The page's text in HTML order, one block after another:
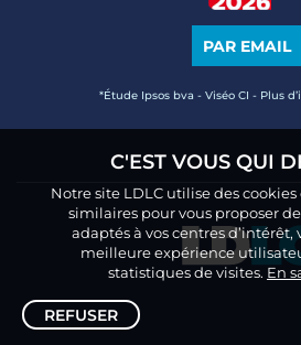
PAR EMAIL
*Étude Ipsos bva - Viséo CI - Plus
C'EST VOUS QUI
Notre site LDLC utilise des
similaires pour vous proposer
adaptés à vos centres
meilleure expérience
statistiques de visites. En
REFUSER